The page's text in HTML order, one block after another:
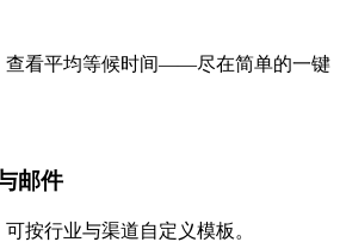
查看平均等候时间——尽在简单的一键
邮件
按行业与渠道自定义模板。